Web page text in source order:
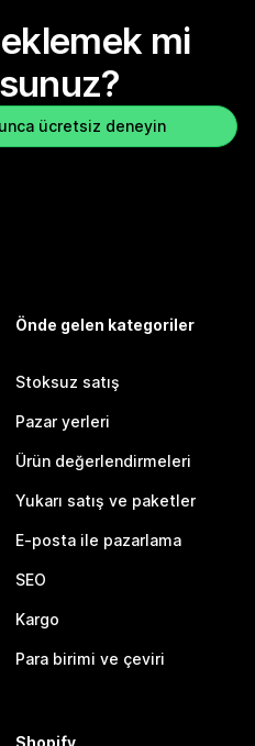
mi
ücretsiz deneyin
Önde gelen kategoriler
Stoksuz satış
Pazar yerleri
Ürün değerlendirmeleri
Yukarı satış ve paketler
E-posta ile pazarlama
SEO
Kargo
Para birimi ve çeviri